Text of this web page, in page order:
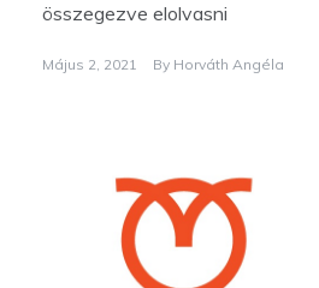
összegezve elolvasni
Május 2, 2021 By Horváth Angéla